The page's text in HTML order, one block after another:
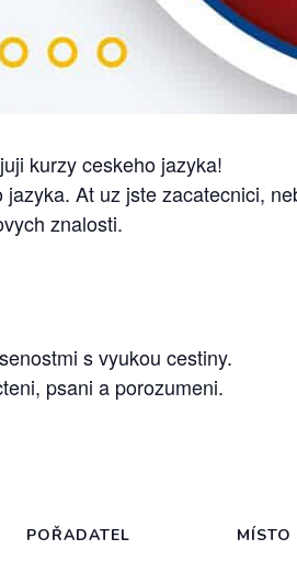
kurzy ceskeho jazyka!
At uz jste zacatecnici,
znalosti.
s vyukou cestiny.
psani a porozumeni.
POŘADATEL MÍSTO